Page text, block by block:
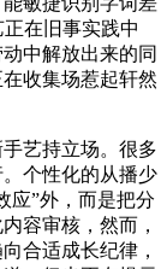
在旧事实践中
中解放出来的同
收集场惹起轩然
艺持立场。很多
个性化的从播少
应”外，而是把分
容审核，然而，
合适成长纪律，